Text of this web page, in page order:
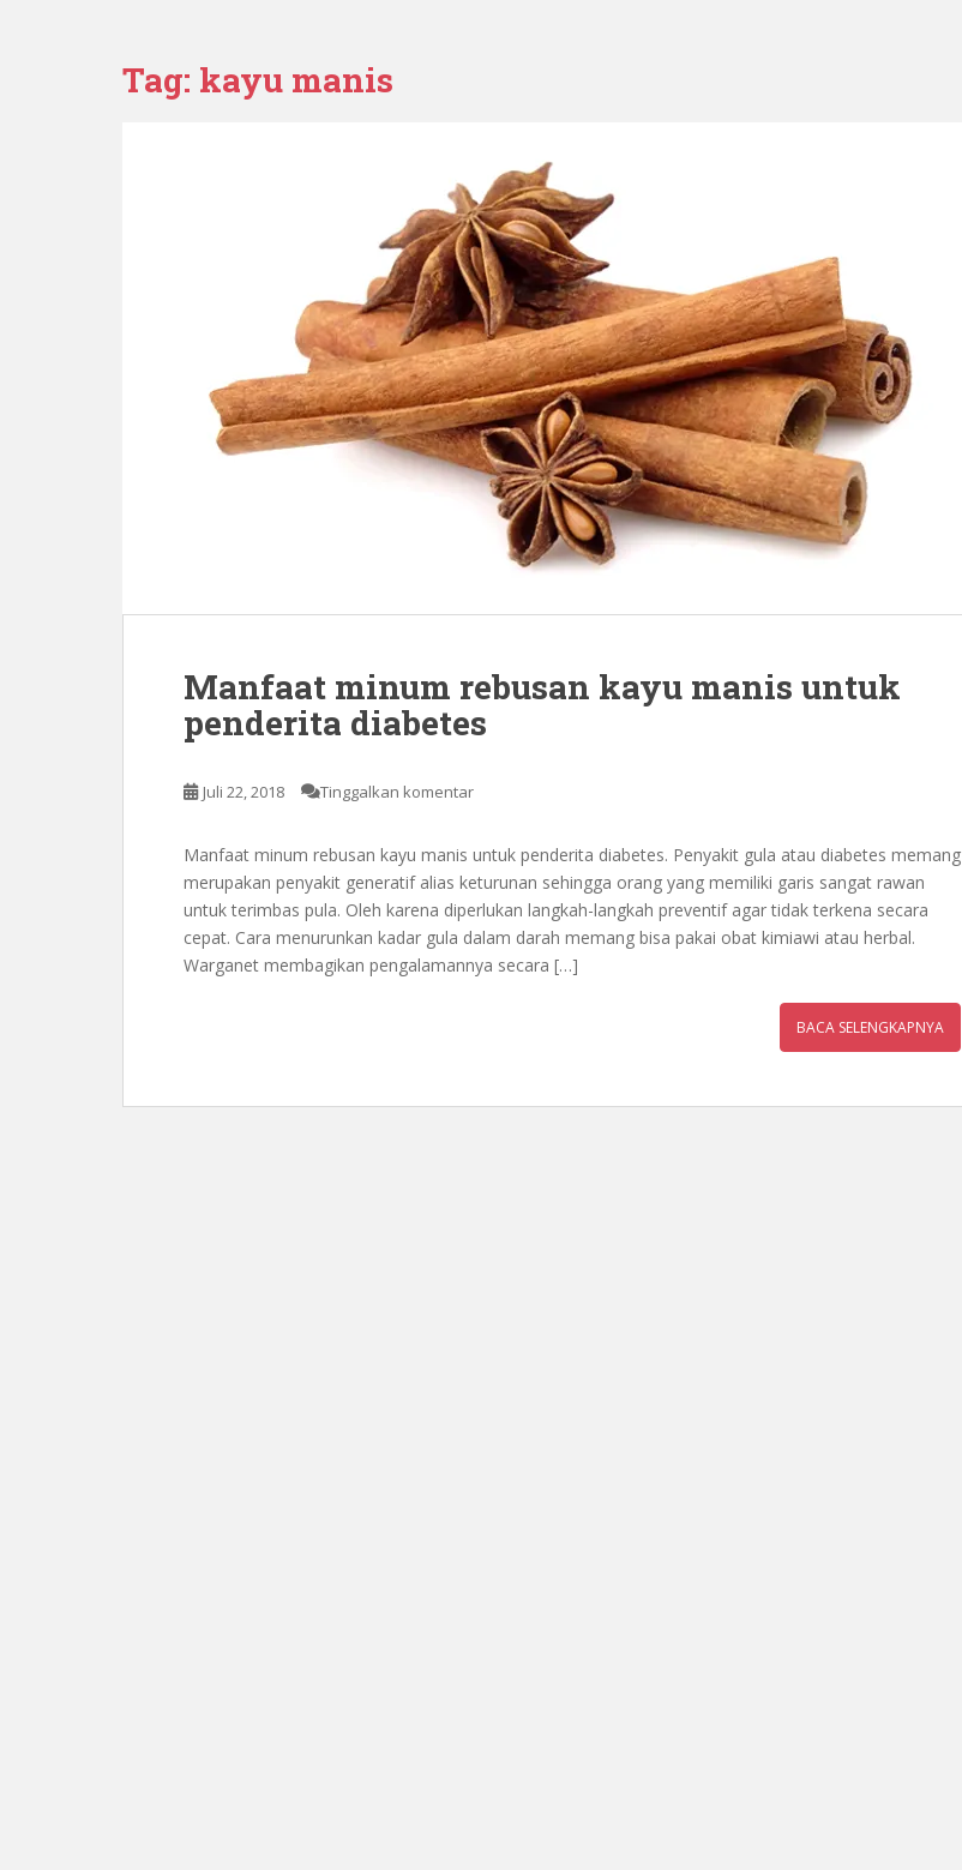
Tag: kayu manis
Manfaat minum rebusan kayu manis untuk
penderita diabetes
Juli 22, 2018 Tinggalkan komentar
Manfaat minum rebusan kayu manis untuk penderita diabetes. Penyakit gula atau diabetes memang
merupakan penyakit generatif alias keturunan sehingga orang yang memiliki garis sangat rawan
untuk terimbas pula. Oleh karena diperlukan langkah-langkah preventif agar tidak terkena secara
cepat. Cara menurunkan kadar gula dalam darah memang bisa pakai obat kimiawi atau herbal.
Warganet membagikan pengalamannya secara […]
BACA SELENGKAPNYA